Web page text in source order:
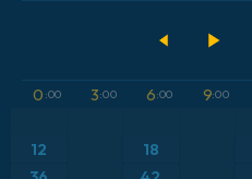
ICON ドイツ 2 km
イタリア
0 :00 3:00 6:00 9:00
12 18